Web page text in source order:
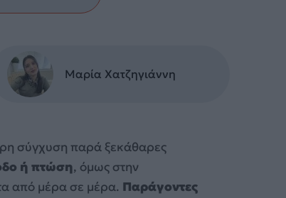
Μαρία Χατζηγιάννη
σύγχυση παρά ξεκάθαρες
ή πτώση, όμως στην
από μέρα σε μέρα. Παράγοντες